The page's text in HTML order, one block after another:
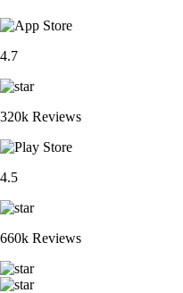
4.7
320k Reviews
4.5
660k Reviews